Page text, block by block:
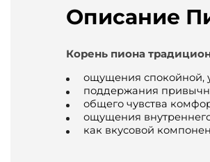
Описание
Корень пиона
ощущения спокойной,
поддержания
общего чувства
ощущения
как вкусовой